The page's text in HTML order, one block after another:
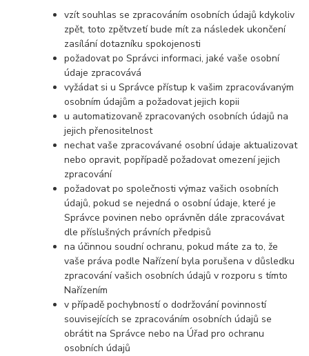
vzít souhlas se zpracováním osobních údajů kdykoliv
zpět, toto zpětvzetí bude mít za následek ukončení
zasílání dotazníku spokojenosti
požadovat po Správci informaci, jaké vaše osobní
údaje zpracovává
vyžádat si u Správce přístup k vašim zpracovávaným
osobním údajům a požadovat jejich kopii
u automatizovaně zpracovaných osobních údajů na
jejich přenositelnost
nechat vaše zpracovávané osobní údaje aktualizovat
nebo opravit, popřípadě požadovat omezení jejich
zpracování
požadovat po společnosti výmaz vašich osobních
údajů, pokud se nejedná o osobní údaje, které je
Správce povinen nebo oprávněn dále zpracovávat
dle příslušných právních předpisů
na účinnou soudní ochranu, pokud máte za to, že
vaše práva podle Nařízení byla porušena v důsledku
zpracování vašich osobních údajů v rozporu s tímto
Nařízením
v případě pochybností o dodržování povinností
souvisejících se zpracováním osobních údajů se
obrátit na Správce nebo na Úřad pro ochranu
osobních údajů